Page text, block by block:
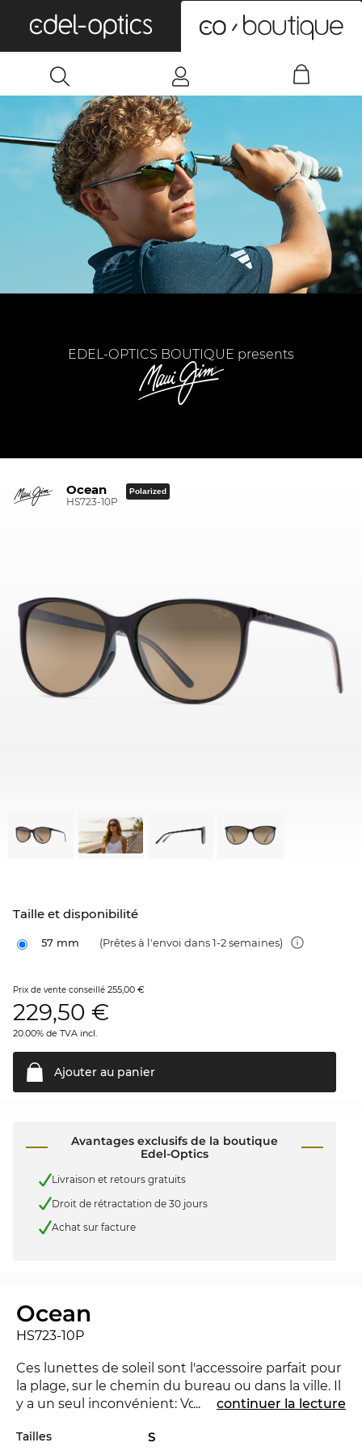
EDEL-OPTICS BOUTIQUE presents
Ocean
HS723-10P
Polarized
Taille et disponibilité
57 mm (Prêtes à l'envoi dans 1-2 semaines)
Prix de vente conseillé 255,00 €
229,50 €
20.00% de TVA incl.
Ajouter au panier
Avantages exclusifs de la boutique
Edel-Optics
Livraison et retours gratuits
Droit de rétractation de 30 jours
Achat sur facture
Ocean
HS723-10P
Ces lunettes de soleil sont l'accessoire parfait pour
la plage, sur le chemin du bureau ou dans la ville. Il
y a un seul inconvénient: Vous attirez
nouvelle dans le marché 2017, pour rester à la
... continuer la lecture
Tailles S